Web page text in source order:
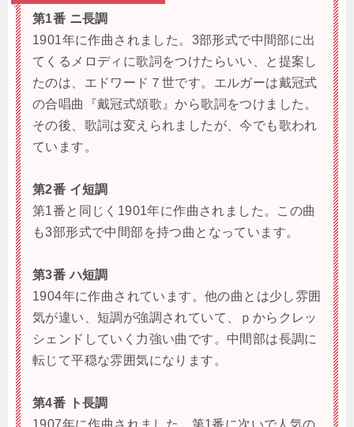
第1番 ニ長調
1901年に作曲されました。3部形式で中間部に出
てくるメロディに歌詞をつけたらいい、と提案し
たのは、エドワード７世です。エルガーは戴冠式
の合唱曲『戴冠式頌歌』から歌詞をつけました。
その後、歌詞は変えられましたが、今でも歌われ
ています。
第2番 イ短調
第1番と同じく1901年に作曲されました。この曲
も3部形式で中間部を持つ曲となっています。
第3番 ハ短調
1904年に作曲されています。他の曲とは少し雰囲
気が違い、短調が強調されていて、ｐからクレッ
シェンドしていく力強い曲です。中間部は長調に
転じて平穏な雰囲気になります。
第4番 ト長調
1907年に作曲されました。第1番に次いで人気の